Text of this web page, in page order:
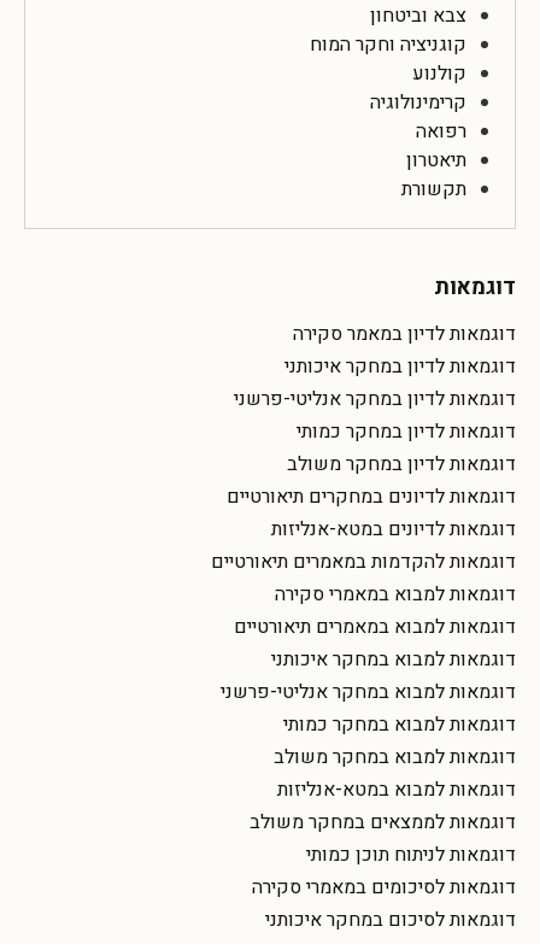
צבא וביטחון
קוגניציה וחקר המוח
קולנוע
קרימינולוגיה
רפואה
תיאטרון
תקשורת
דוגמאות
דוגמאות לדיון במאמר סקירה
דוגמאות לדיון במחקר איכותני
דוגמאות לדיון במחקר אנליטי-פרשני
דוגמאות לדיון במחקר כמותי
דוגמאות לדיון במחקר משולב
דוגמאות לדיונים במחקרים תיאורטיים
דוגמאות לדיונים במטא-אנליזות
דוגמאות להקדמות במאמרים תיאורטיים
דוגמאות למבוא במאמרי סקירה
דוגמאות למבוא במאמרים תיאורטיים
דוגמאות למבוא במחקר איכותני
דוגמאות למבוא במחקר אנליטי-פרשני
דוגמאות למבוא במחקר כמותי
דוגמאות למבוא במחקר משולב
דוגמאות למבוא במטא-אנליזות
דוגמאות לממצאים במחקר משולב
דוגמאות לניתוח תוכן כמותי
דוגמאות לסיכומים במאמרי סקירה
דוגמאות לסיכום במחקר איכותני